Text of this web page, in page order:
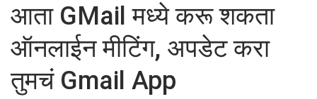
आता GMail मध्ये करू शकता
ऑनलाईन मीटिंग, अपडेट करा
तुमचं Gmail App